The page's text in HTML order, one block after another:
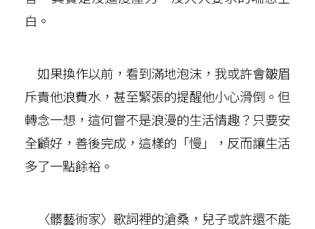
白。
如果換作以前，看到滿地泡沫，我或許會皺眉
斥責他浪費水，甚至緊張的提醒他小心滑倒。但
轉念一想，這何嘗不是浪漫的生活情趣？只要安
全顧好，善後完成，這樣的「慢」，反而讓生活
多了一點餘裕。
〈髒藝術家〉歌詞裡的滄桑，兒子或許還不能